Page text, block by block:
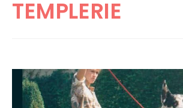
TEMPLERIE